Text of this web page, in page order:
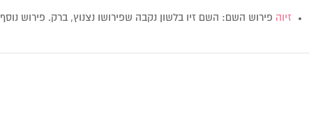
זיוה פירוש השם: השם זיו בלשון נקבה שפירושו נצנוץ, ברק. פירוש